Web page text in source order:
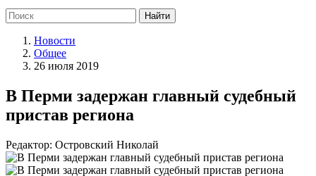
Новости
Общее
26 июля 2019
В Перми задержан главный судебный
пристав региона
Редактор: Островский Николай